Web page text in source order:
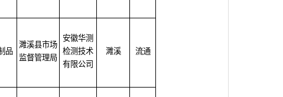
品
濉溪县市场
监督管理局
安徽华测
检测技术
有限公司
濉溪 流通